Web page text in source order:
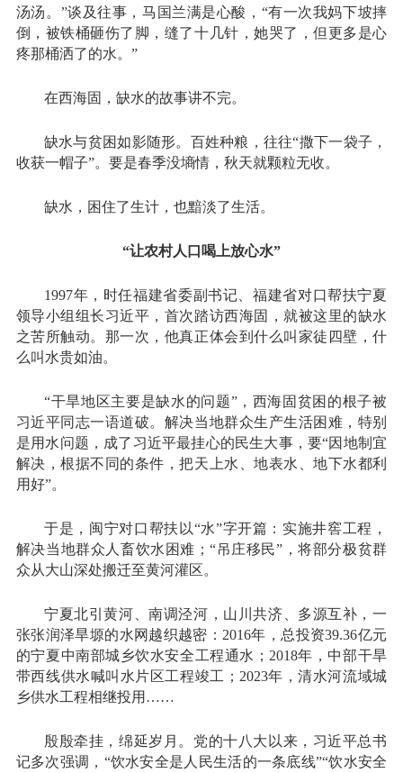
汤汤。”谈及往事，马国兰满是心酸，“有一次我妈下坡摔
倒，被铁桶砸伤了脚，缝了十几针，她哭了，但更多是心
疼那桶洒了的水。”
在西海固，缺水的故事讲不完。
缺水与贫困如影随形。百姓种粮，往往“撒下一袋子，
收获一帽子”。要是春季没墒情，秋天就颗粒无收。
缺水，困住了生计，也黯淡了生活。
“让农村人口喝上放心水”
1997年，时任福建省委副书记、福建省对口帮扶宁夏
领导小组组长习近平，首次踏访西海固，就被这里的缺水
之苦所触动。那一次，他真正体会到什么叫家徒四壁，什
么叫水贵如油。
“干旱地区主要是缺水的问题”，西海固贫困的根子被
习近平同志一语道破。解决当地群众生产生活困难，特别
是用水问题，成了习近平最挂心的民生大事，要“因地制宜
解决，根据不同的条件，把天上水、地表水、地下水都利
用好”。
于是，闽宁对口帮扶以“水”字开篇：实施井窖工程，
解决当地群众人畜饮水困难；“吊庄移民”，将部分极贫群
众从大山深处搬迁至黄河灌区。
宁夏北引黄河、南调泾河，山川共济、多源互补，一
张张润泽旱塬的水网越织越密：2016年，总投资39.36亿元
的宁夏中南部城乡饮水安全工程通水；2018年，中部干旱
带西线供水喊叫水片区工程竣工；2023年，清水河流域城
乡供水工程相继投用……
殷殷牵挂，绵延岁月。党的十八大以来，习近平总书
记多次强调，“饮水安全是人民生活的一条底线”“饮水安全